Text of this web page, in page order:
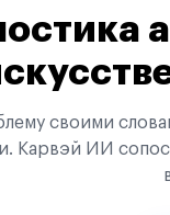
своими
Карвэй ИИ